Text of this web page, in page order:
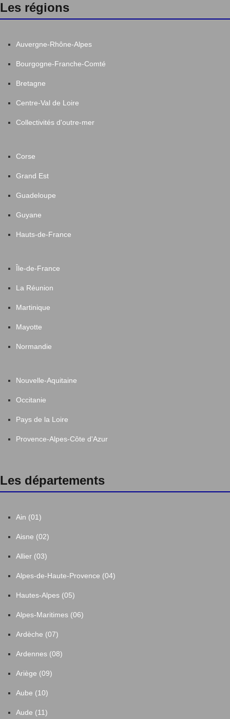
Les régions
Auvergne-Rhône-Alpes
Bourgogne-Franche-Comté
Bretagne
Centre-Val de Loire
Collectivités d'outre-mer
Corse
Grand Est
Guadeloupe
Guyane
Hauts-de-France
Île-de-France
La Réunion
Martinique
Mayotte
Normandie
Nouvelle-Aquitaine
Occitanie
Pays de la Loire
Provence-Alpes-Côte d'Azur
Les départements
Ain (01)
Aisne (02)
Allier (03)
Alpes-de-Haute-Provence (04)
Hautes-Alpes (05)
Alpes-Maritimes (06)
Ardèche (07)
Ardennes (08)
Ariège (09)
Aube (10)
Aude (11)